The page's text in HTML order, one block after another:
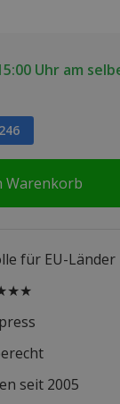
Uhr am
Warenkorb
für EU-Länder
seit 2005